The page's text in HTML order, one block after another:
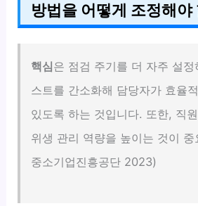
방법을 어떻게 조정해야
핵심은 점검 주기를 더 자주 설
스트를 간소화해 담당자가 효율
있도록 하는 것입니다. 또한, 직
위생 관리 역량을 높이는 것이
중소기업진흥공단 2023)